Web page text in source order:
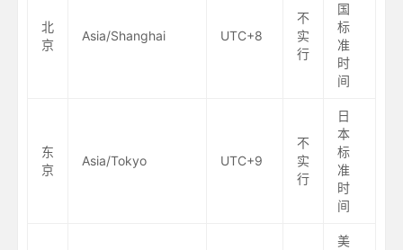
北
京
Asia/Shanghai UTC+8
不
实
行
国
标
准
时
间
东
京
Asia/Tokyo UTC+9
不
实
行
日
本
标
准
时
间
美